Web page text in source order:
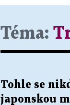
Téma:
Tohle se
japonskou